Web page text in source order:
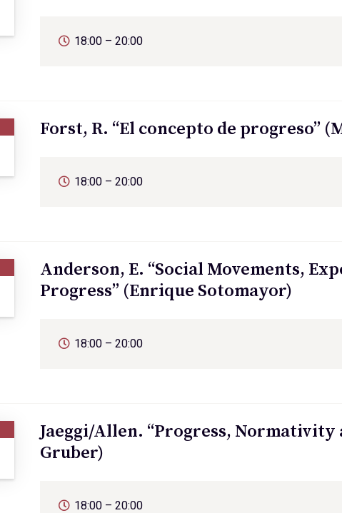
18:00 – 20:00
Forst, R. “El concepto de progreso”
18:00 – 20:00
Anderson, E. “Social Movements,
Progress” (Enrique Sotomayor)
18:00 – 20:00
Jaeggi/Allen. “Progress, Normativity
Gruber)
18:00 – 20:00